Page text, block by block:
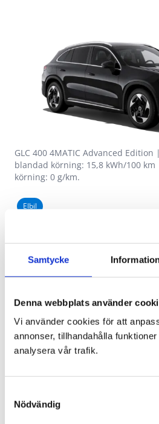
Samtycke
Denna webbplats använder
Vi använder cookies för att
annonser, tillhandahålla
analysera vår trafik.
Nödvändig
GLC 400 4MATIC Advanced
blandad körning: 15,8 kWh/100
körning: 0 g/km.
Elbil
GLC 400 4MATIC
BusinessLeasing från
6.995
3.486 kr/mån
Upp till 67,2 mil på el[2]
Advancedpaket Plus
MBUX Superscreen inkl.